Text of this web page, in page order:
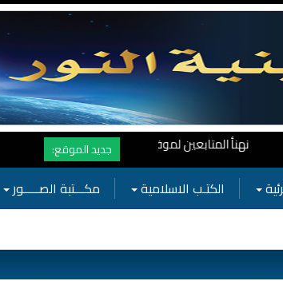
لموفع النور بوصول المشاهدات الى الرقم القياسي 11 مليون مشاهدة خلال فترة قصيرة وهذا كله بجهودكم واهتمامكم بفعاليات الحسينية
جديد الموقع:
الكتـب الاسلامية مكـــتبة الصـــــور